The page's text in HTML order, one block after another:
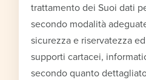
trattamento dei Suoi dati
secondo modalità
sicurezza e riservatezza
supporti cartacei,
secondo quanto